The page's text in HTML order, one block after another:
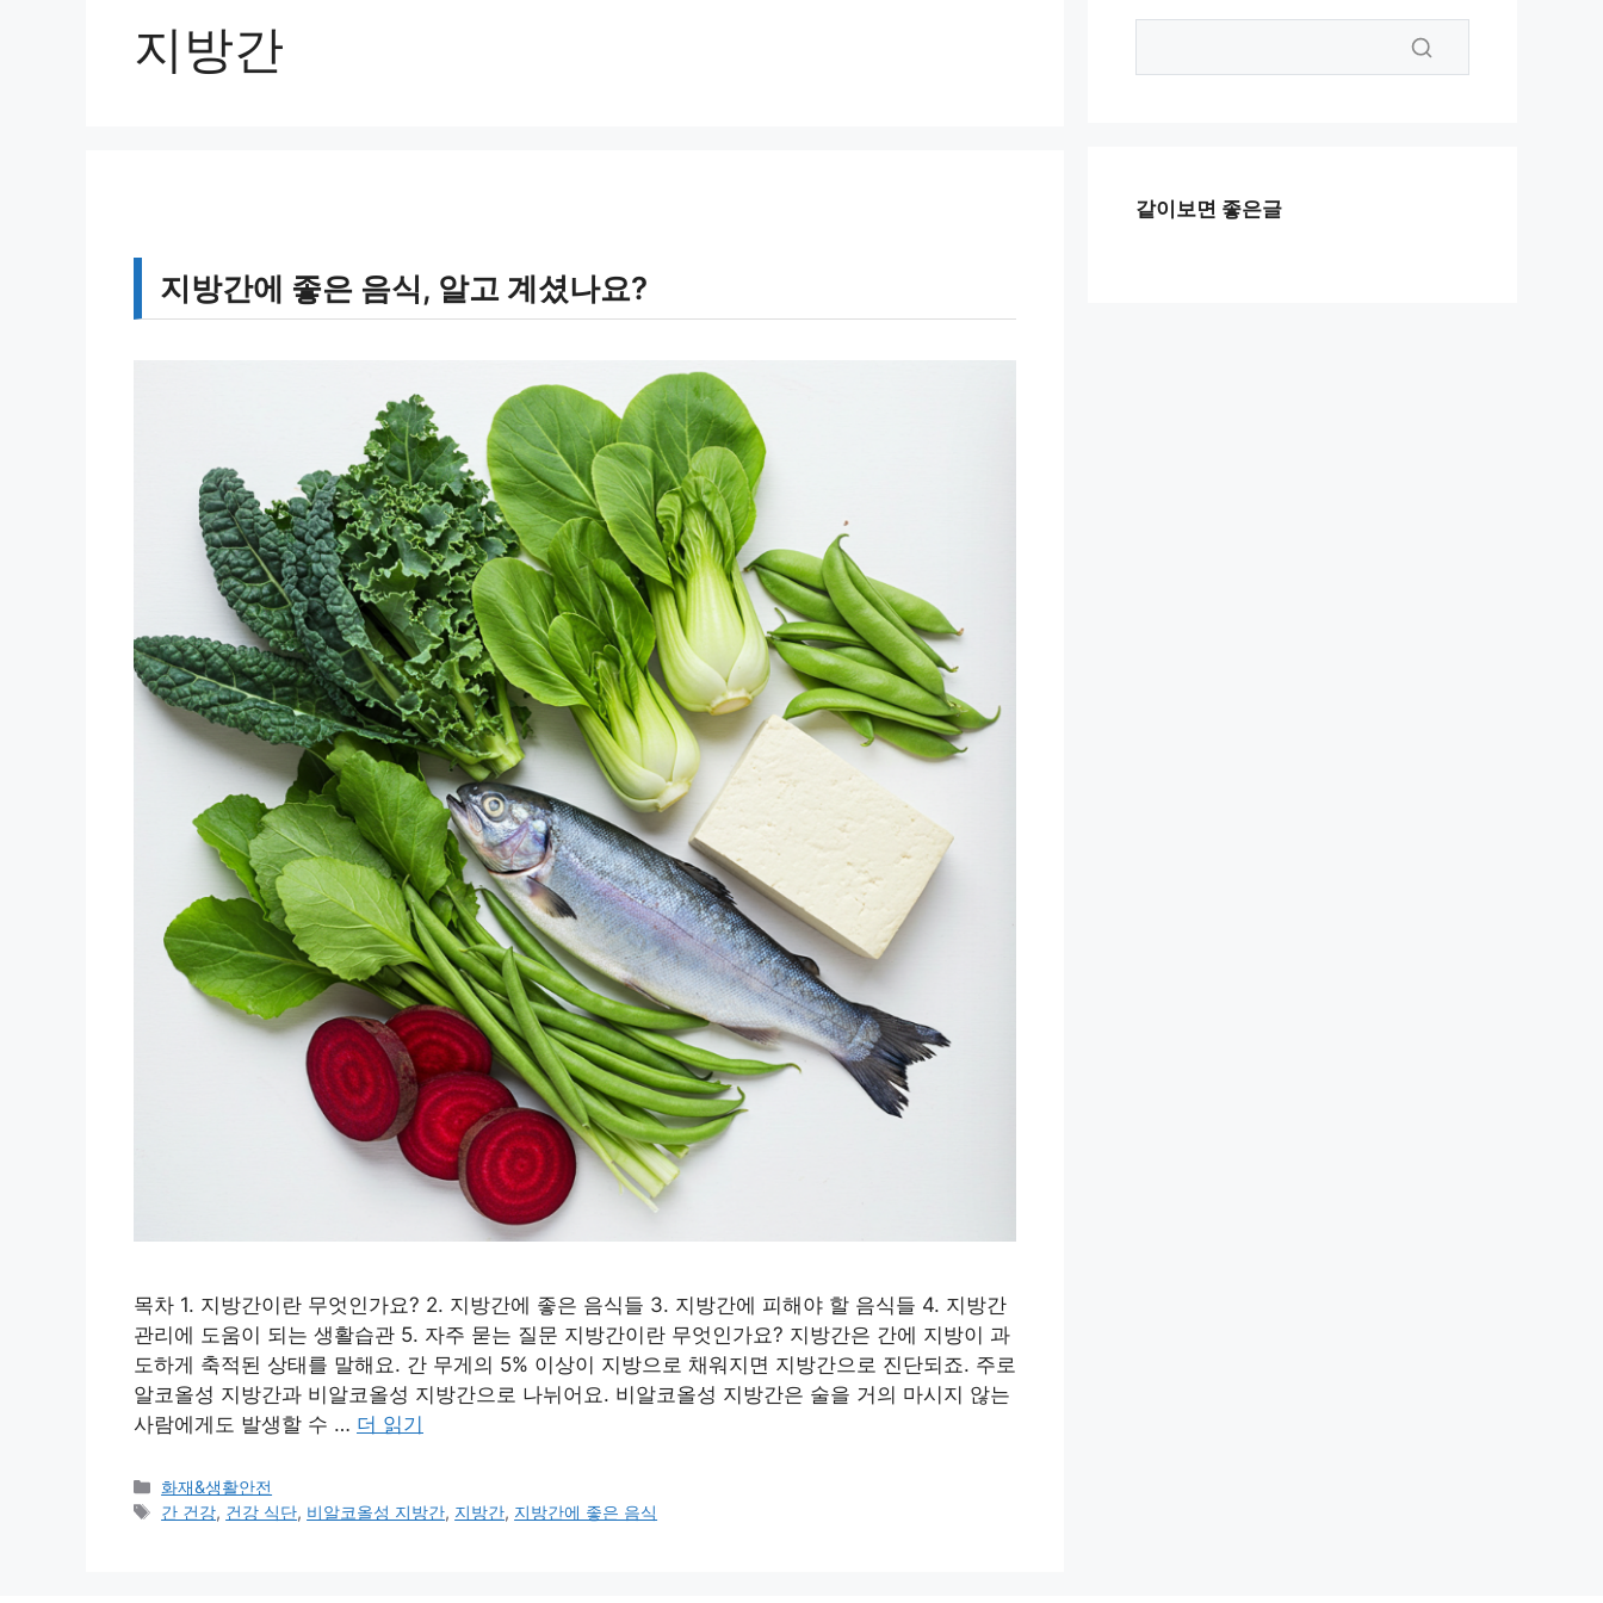
지방간
지방간에 좋은 음식, 알고 계셨나요?
목차 1. 지방간이란 무엇인가요? 2. 지방간에 좋은 음식들 3. 지방간에 피해야 할 음식들 4. 지방간
관리에 도움이 되는 생활습관 5. 자주 묻는 질문 지방간이란 무엇인가요? 지방간은 간에 지방이 과
도하게 축적된 상태를 말해요. 간 무게의 5% 이상이 지방으로 채워지면 지방간으로 진단되죠. 주로
알코올성 지방간과 비알코올성 지방간으로 나뉘어요. 비알코올성 지방간은 술을 거의 마시지 않는
사람에게도 발생할 수 … 더 읽기
카
테
화재&생활안전
태
간 건강, 건강 식단, 비알코올성 지방간, 지방간, 지방간에 좋은 음식
같이보면 좋은글